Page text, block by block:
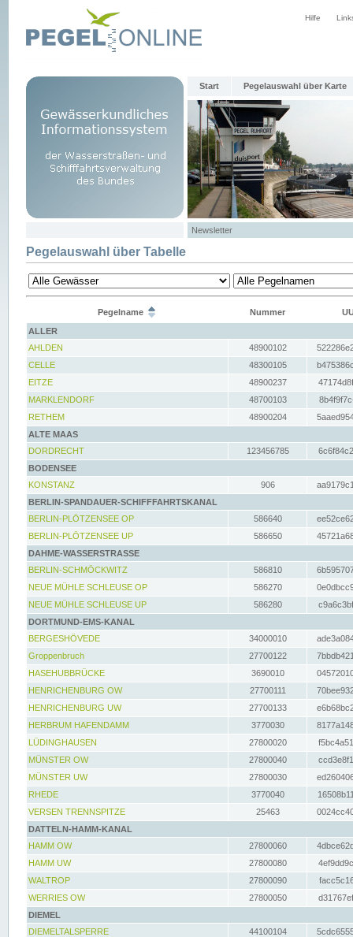
Hilfe
Start Pegelauswahl über Karte
Newsletter
Pegelauswahl über Tabelle
Pegelname Nummer
ALLER
AHLDEN
48900102
CELLE
48300105
EITZE
48900237
MARKLENDORF
48700103
RETHEM
48900204
ALTE MAAS
DORDRECHT
123456785
BODENSEE
KONSTANZ
906
BERLIN-SPANDAUER-SCHIFFFAHRTSKANAL
BERLIN-PLÖTZENSEE OP
586640
BERLIN-PLÖTZENSEE UP
586650
DAHME-WASSERSTRASSE
BERLIN-SCHMÖCKWITZ
586810
NEUE MÜHLE SCHLEUSE OP
586270
NEUE MÜHLE SCHLEUSE UP
586280
DORTMUND-EMS-KANAL
BERGESHÖVEDE
34000010
Groppenbruch
27700122
HASEHUBBRÜCKE
3690010
HENRICHENBURG OW
27700111
HENRICHENBURG UW
27700133
HERBRUM HAFENDAMM
3770030
LÜDINGHAUSEN
27800020
MÜNSTER OW
27800040
MÜNSTER UW
27800030
RHEDE
3770040
VERSEN TRENNSPITZE
25463
DATTELN-HAMM-KANAL
HAMM OW
27800060
HAMM UW
27800080
WALTROP
27800090
WERRIES OW
27800050
DIEMEL
DIEMELTALSPERRE
44100104